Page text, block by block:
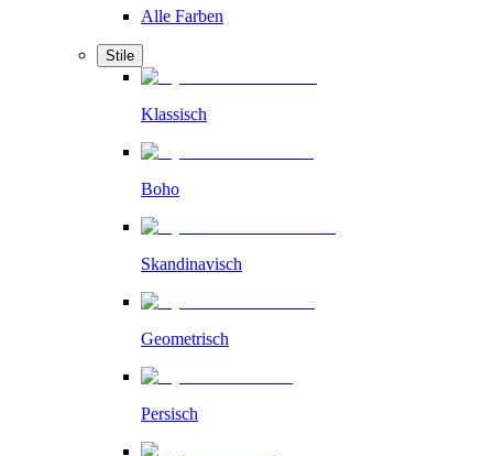
Alle Farben
Stile
Klassisch
Boho
Skandinavisch
Geometrisch
Persisch